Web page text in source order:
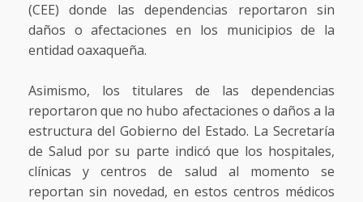
(CEE) donde las dependencias reportaron sin
daños o afectaciones en los municipios de la
entidad oaxaqueña.
Asimismo, los titulares de las dependencias
reportaron que no hubo afectaciones o daños a la
estructura del Gobierno del Estado. La Secretaría
de Salud por su parte indicó que los hospitales,
clínicas y centros de salud al momento se
reportan sin novedad, en estos centros médicos